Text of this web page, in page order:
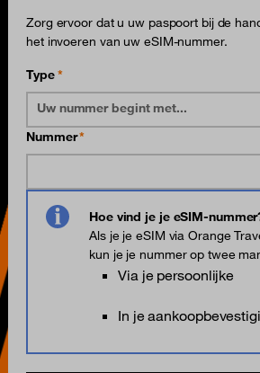
Zorg ervoor dat u uw paspoort bij de
het invoeren van uw eSIM-nummer.
Type
Uw nummer begint met...
Nummer
Hoe vind je je eSIM-
Als je je eSIM via Orange
kun je je nummer op twee
Via je persoonlijke
In je